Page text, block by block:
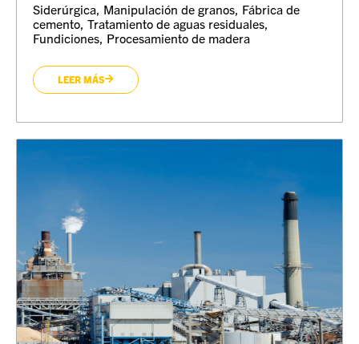
Siderúrgica, Manipulación de granos, Fábrica de
cemento, Tratamiento de aguas residuales,
Fundiciones, Procesamiento de madera
LEER MÁS